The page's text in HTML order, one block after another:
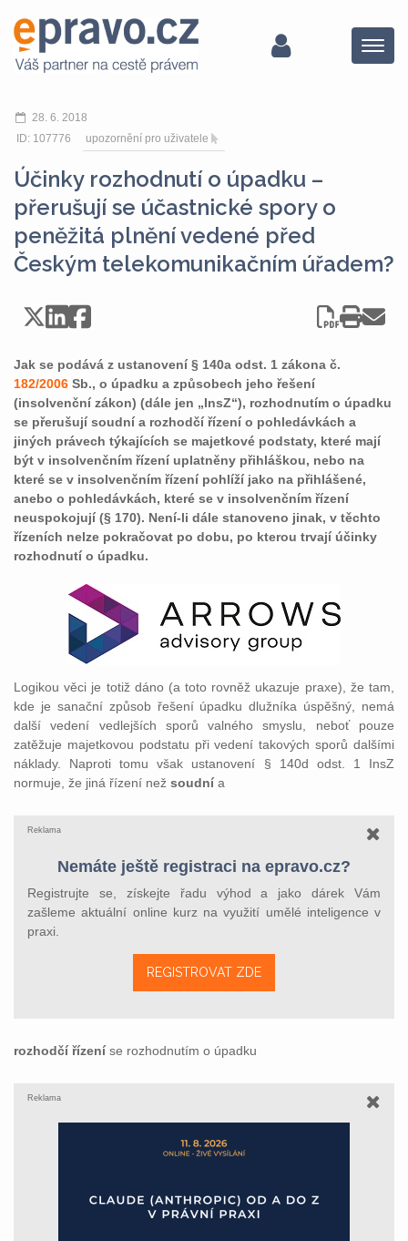
Menu
28. 6. 2018
ID: 107776
upozornění pro uživatele
Účinky rozhodnutí o úpadku –
přerušují se účastnické spory o
peněžitá plnění vedené před
Českým telekomunikačním úřadem?
Jak se podává z ustanovení § 140a odst. 1 zákona č.
182/2006 Sb., o úpadku a způsobech jeho řešení
(insolvenční zákon) (dále jen „InsZ“), rozhodnutím o úpadku
se přerušují soudní a rozhodčí řízení o pohledávkách a
jiných právech týkajících se majetkové podstaty, které mají
být v insolvenčním řízení uplatněny přihláškou, nebo na
které se v insolvenčním řízení pohlíží jako na přihlášené,
anebo o pohledávkách, které se v insolvenčním řízení
neuspokojují (§ 170). Není-li dále stanoveno jinak, v těchto
řízeních nelze pokračovat po dobu, po kterou trvají účinky
rozhodnutí o úpadku.
Logikou věci je totiž dáno (a toto rovněž ukazuje praxe), že tam,
kde je sanační způsob řešení úpadku dlužníka úspěšný, nemá
další vedení vedlejších sporů valného smyslu, neboť pouze
zatěžuje majetkovou podstatu při vedení takových sporů dalšími
náklady. Naproti tomu však ustanovení § 140d odst. 1 InsZ
normuje, že jiná řízení než soudní a
Reklama
Nemáte ještě registraci na epravo.cz?
Registrujte se, získejte řadu výhod a jako dárek Vám
zašleme aktuální online kurz na využití umělé inteligence v
praxi.
REGISTROVAT ZDE
rozhodčí řízení se rozhodnutím o úpadku
Reklama